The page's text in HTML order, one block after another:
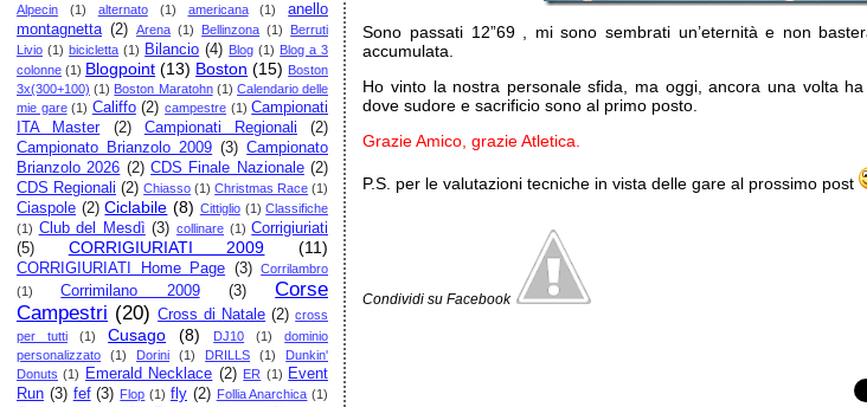
Alpecin (1) alternato (1) americana (1)
anello
montagnetta (2) Arena (1) Bellinzona (1)
Berruti
Livio (1) bicicletta (1) Bilancio (4) Blog (1) Blog a 3
colonne (1) Blogpoint (13) Boston (15) Boston
3x(300+100) (1) Boston Maratohn (1) Calendario delle
mie gare (1) Califfo (2) campestre (1) Campionati
ITA Master
(2) Campionati Regionali
(2)
Campionato Brianzolo 2009 (3) Campionato
Brianzolo 2026 (2) CDS Finale Nazionale (2)
CDS Regionali (2) Chiasso (1) Christmas Race (1)
Ciaspole (2) Ciclabile (8) Cittiglio (1) Classifiche
(1) Club del Mesdì (3) collinare (1) Corrigiuriati
(5)
CORRIGIURIATI 2009 (11)
CORRIGIURIATI Home Page (3)
Corrilambro
(1)
Corrimilano 2009 (3)
Corse
Campestri (20) Cross di Natale (2) cross
per tutti
(1) Cusago (8) DJ10 (1)
dominio
personalizzato
(1) Dorini (1) DRILLS (1)
Dunkin'
Donuts (1) Emerald Necklace (2) ER (1) Event
Run (3) fef (3) Flop (1) fly (2) Follia Anarchica (1)
Sono passati 12”69 , mi sono sembrati un’eternità e non
accumulata.
Ho vinto la nostra personale sfida, ma oggi, ancora una volta
dove sudore e sacrificio sono al primo posto.
Grazie Amico, grazie Atletica.
P.S. per le valutazioni tecniche in vista delle gare al prossimo post
Condividi su Facebook